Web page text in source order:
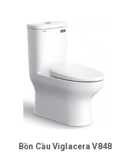
Bồn Cầu Viglacera V848